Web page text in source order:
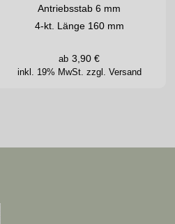
Antriebsstab 6 mm
4-kt. Länge 160 mm
inkl. 19% MwSt. zzgl. Versand
ab 3,90 €